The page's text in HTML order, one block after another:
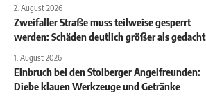
2. August 2026
Zweifaller Straße muss teilweise gesperrt
werden: Schäden deutlich größer als gedacht
1. August 2026
Einbruch bei den Stolberger Angelfreunden:
Diebe klauen Werkzeuge und Getränke